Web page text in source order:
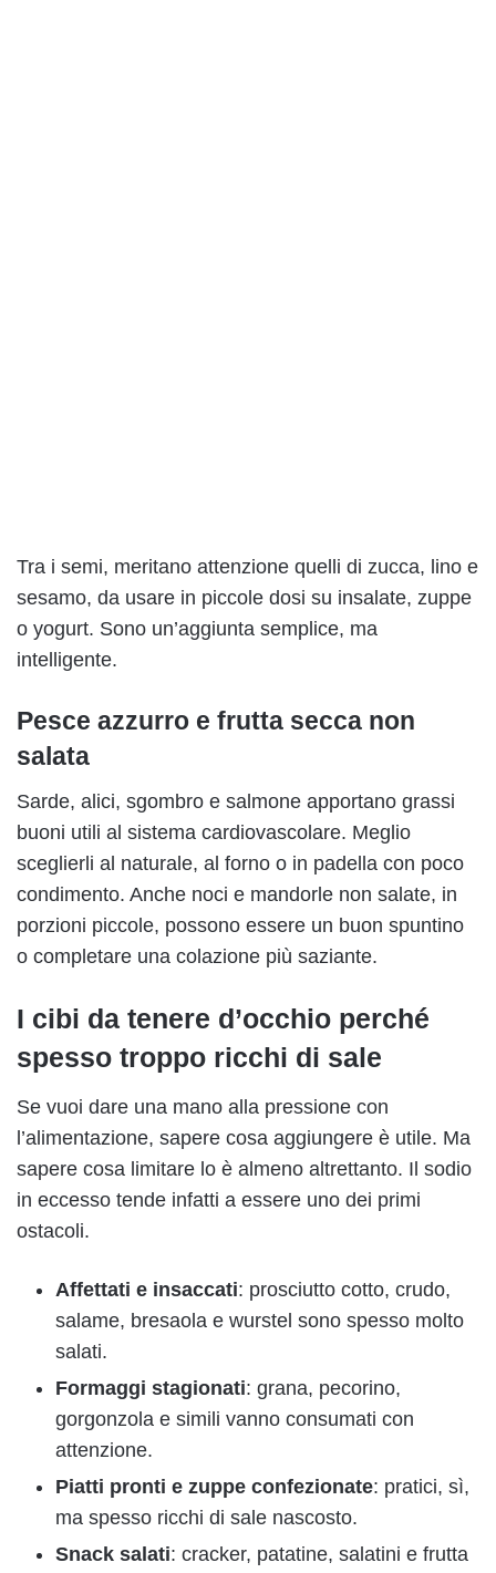
Tra i semi, meritano attenzione quelli di zucca, lino e
sesamo, da usare in piccole dosi su insalate, zuppe
o yogurt. Sono un’aggiunta semplice, ma
intelligente.
Pesce azzurro e frutta secca non
salata
Sarde, alici, sgombro e salmone apportano grassi
buoni utili al sistema cardiovascolare. Meglio
sceglierli al naturale, al forno o in padella con poco
condimento. Anche noci e mandorle non salate, in
porzioni piccole, possono essere un buon spuntino
o completare una colazione più saziante.
I cibi da tenere d’occhio perché
spesso troppo ricchi di sale
Se vuoi dare una mano alla pressione con
l’alimentazione, sapere cosa aggiungere è utile. Ma
sapere cosa limitare lo è almeno altrettanto. Il sodio
in eccesso tende infatti a essere uno dei primi
ostacoli.
Affettati e insaccati: prosciutto cotto, crudo,
salame, bresaola e wurstel sono spesso molto
salati.
Formaggi stagionati: grana, pecorino,
gorgonzola e simili vanno consumati con
attenzione.
Piatti pronti e zuppe confezionate: pratici, sì,
ma spesso ricchi di sale nascosto.
Snack salati: cracker, patatine, salatini e frutta